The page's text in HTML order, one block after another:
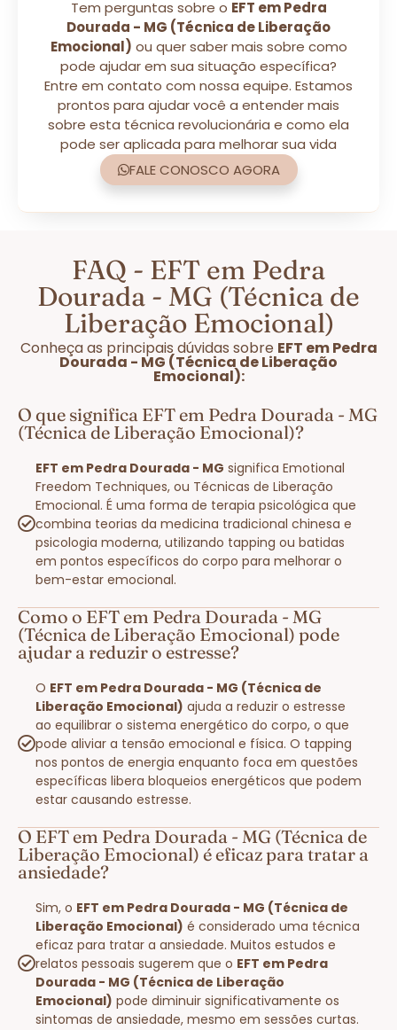
Tem perguntas sobre o EFT em Pedra
Dourada - MG (Técnica de Liberação
Emocional) ou quer saber mais sobre como
pode ajudar em sua situação específica?
Entre em contato com nossa equipe. Estamos
prontos para ajudar você a entender mais
sobre esta técnica revolucionária e como ela
pode ser aplicada para melhorar sua vida
FALE CONOSCO AGORA
FAQ - EFT em Pedra
Dourada - MG (Técnica de
Liberação Emocional)
Conheça as principais dúvidas sobre EFT em Pedra
Dourada - MG (Técnica de Liberação
Emocional):
O que significa EFT em Pedra Dourada - MG
(Técnica de Liberação Emocional)?
EFT em Pedra Dourada - MG significa Emotional
Freedom Techniques, ou Técnicas de Liberação
Emocional. É uma forma de terapia psicológica que
combina teorias da medicina tradicional chinesa e
psicologia moderna, utilizando tapping ou batidas
em pontos específicos do corpo para melhorar o
bem-estar emocional.
Como o EFT em Pedra Dourada - MG
(Técnica de Liberação Emocional) pode
ajudar a reduzir o estresse?
O EFT em Pedra Dourada - MG (Técnica de
Liberação Emocional) ajuda a reduzir o estresse
ao equilibrar o sistema energético do corpo, o que
pode aliviar a tensão emocional e física. O tapping
nos pontos de energia enquanto foca em questões
específicas libera bloqueios energéticos que podem
estar causando estresse.
O EFT em Pedra Dourada - MG (Técnica de
Liberação Emocional) é eficaz para tratar a
ansiedade?
Sim, o EFT em Pedra Dourada - MG (Técnica de
Liberação Emocional) é considerado uma técnica
eficaz para tratar a ansiedade. Muitos estudos e
relatos pessoais sugerem que o EFT em Pedra
Dourada - MG (Técnica de Liberação
Emocional) pode diminuir significativamente os
sintomas de ansiedade, mesmo em sessões curtas.